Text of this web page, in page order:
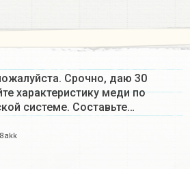
Срочно, даю 30
характеристику меди по
системе. Составьте…